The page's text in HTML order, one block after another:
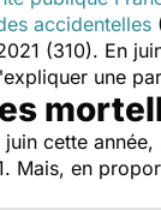
accidentelles
(310). En
expliquer une
cette
Mais, en